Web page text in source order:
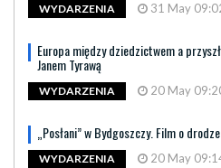
WYDARZENIA 31 May
Europa między dziedzictwem a
Janem Tyrawą
WYDARZENIA 20 May
„Posłani” w Bydgoszczy. Film o
WYDARZENIA 20 May